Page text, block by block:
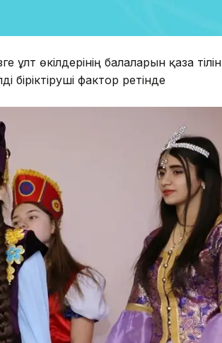
ұлт өкілдерінің балаларын қаза тілін
фактор ретінде